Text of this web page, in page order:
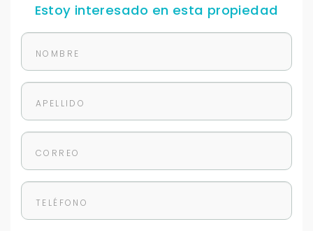
Estoy interesado en esta propiedad